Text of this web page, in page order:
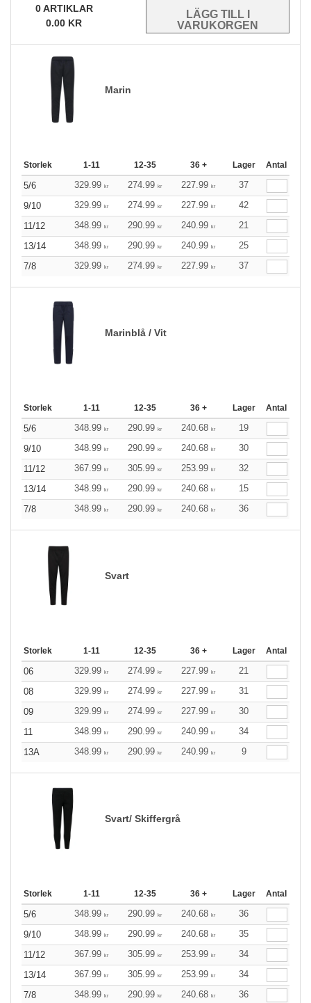
0ARTIKLAR
0.00 KR
Marin
Storlek 1-11 12-35 36 + Lager Antal
5/6 329.99 kr 274.99 kr 227.99 kr
37
9/10
329.99 kr 274.99 kr 227.99 kr
42
11/12
348.99 kr 290.99 kr 240.99 kr
21
13/14
348.99 kr 290.99 kr 240.99 kr
25
7/8
329.99 kr 274.99 kr 227.99 kr 37
Marinblå / Vit
Storlek 1-11 12-35 36 + Lager Antal
5/6 348.99 kr 290.99 kr 240.68 kr
19
9/10
348.99 kr 290.99 kr 240.68 kr
30
11/12
367.99 kr 305.99 kr 253.99 kr
32
13/14
348.99 kr 290.99 kr 240.68 kr
15
7/8
348.99 kr 290.99 kr 240.68 kr 36
Svart
Storlek 1-11 12-35 36 + Lager Antal
06 329.99 kr 274.99 kr 227.99 kr
21
08
329.99 kr 274.99 kr 227.99 kr
31
09
329.99 kr 274.99 kr 227.99 kr
30
11
348.99 kr 290.99 kr 240.99 kr
34
13A
348.99 kr 290.99 kr 240.99 kr 9
Svart/ Skiffergrå
Storlek 1-11 12-35 36 + Lager Antal
5/6 348.99 kr 290.99 kr 240.68 kr
36
9/10
348.99 kr 290.99 kr 240.68 kr
35
11/12
367.99 kr 305.99 kr 253.99 kr
34
13/14
367.99 kr 305.99 kr 253.99 kr
34
7/8
348.99 kr 290.99 kr 240.68 kr 36